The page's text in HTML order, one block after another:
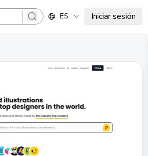
search
ES Iniciar sesión